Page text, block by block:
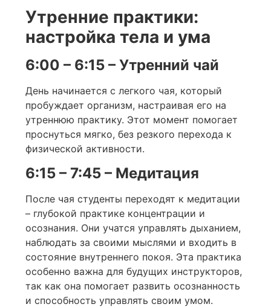
Утренние практики:
настройка тела и ума
6:00 – 6:15 – Утренний чай
День начинается с легкого чая, который
пробуждает организм, настраивая его на
утреннюю практику. Этот момент помогает
проснуться мягко, без резкого перехода к
физической активности.
6:15 – 7:45 – Медитация
После чая студенты переходят к медитации
– глубокой практике концентрации и
осознания. Они учатся управлять дыханием,
наблюдать за своими мыслями и входить в
состояние внутреннего покоя. Эта практика
особенно важна для будущих инструкторов,
так как она помогает развить осознанность
и способность управлять своим умом.